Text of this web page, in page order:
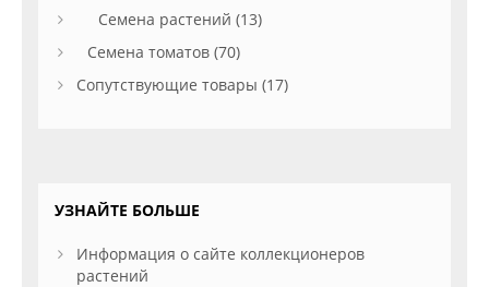
Семена растений (13)
Семена томатов (70)
Сопутствующие товары (17)
УЗНАЙТЕ БОЛЬШЕ
Информация о сайте коллекционеров
растений